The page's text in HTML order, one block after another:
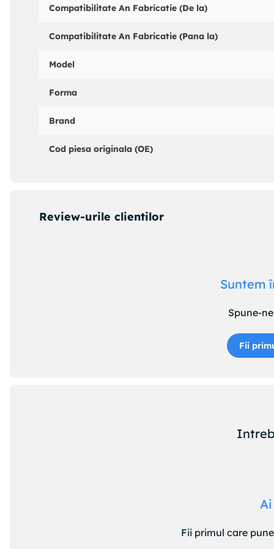
DELPHI : LC7422
FTE : RX38211A0
HELLA PAGID : 8AC355382561
NK : 213354
PAGID : 87035
QUINTON HAZELL : QBS2740
UBD : 50957
Compatibilitate An Fabricatie (De la)
Compatibilitate An Fabricatie (Pana la)
Model
Forma
Brand
Cod piesa originala (OE)
Review-urile clientilor
Suntem
Spune-
Fii
Fii primul care